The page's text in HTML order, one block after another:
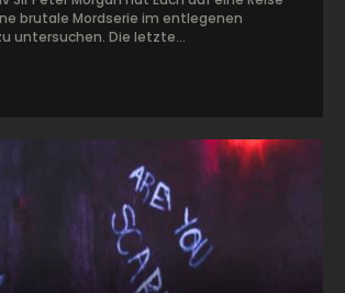
brutale Mordserie im entlegenen
untersuchen. Die letzte...